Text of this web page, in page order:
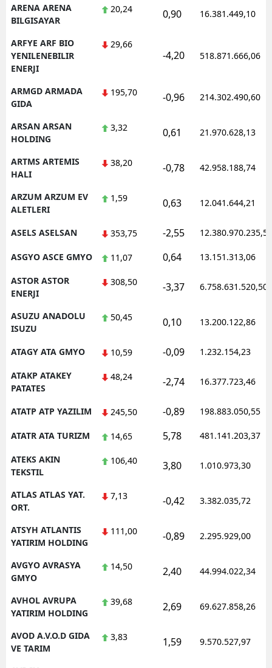
ARENA ARENA
BILGISAYAR
20,24 0,90 16.381.449,10
ARFYE ARF BIO
YENILENEBILIR
ENERJI
29,66
-4,20 518.871.666,06
ARMGD ARMADA
GIDA
195,70 -0,96 214.302.490,60
ARSAN ARSAN
HOLDING
3,32 0,61 21.970.628,13
ARTMS ARTEMIS
HALI
38,20 -0,78 42.958.188,74
ARZUM ARZUM EV
ALETLERI
1,59 0,63 12.041.644,21
ASELS ASELSAN 353,75 -2,55 12.380.970.235,50
ASGYO ASCE GMYO 11,07 0,64 13.151.313,06
ASTOR ASTOR
ENERJI
308,50 -3,37 6.758.631.520,50
ASUZU ANADOLU
ISUZU
50,45 0,10 13.200.122,86
ATAGY ATA GMYO 10,59 -0,09 1.232.154,23
ATAKP ATAKEY
PATATES
48,24 -2,74 16.377.723,46
ATATP ATP YAZILIM 245,50 -0,89 198.883.050,55
ATATR ATA TURIZM 14,65 5,78 481.141.203,37
ATEKS AKIN
TEKSTIL
106,40 3,80 1.010.973,30
ATLAS ATLAS YAT.
ORT.
7,13 -0,42 3.382.035,72
ATSYH ATLANTIS
YATIRIM HOLDING
111,00 -0,89 2.295.929,00
AVGYO AVRASYA
GMYO
14,50 2,40 44.994.022,34
AVHOL AVRUPA
YATIRIM HOLDING
39,68 2,69 69.627.858,26
AVOD A.V.O.D GIDA
VE TARIM
3,83 1,59 9.570.527,97